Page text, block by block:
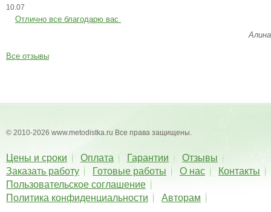
10.07
Отлично все благодарю вас
Алина
Все отзывы
© 2010-2026 www.metodistka.ru Все права защищены.
Цены и сроки Оплата Гарантии
Отзывы
Заказать работу
Готовые работы О нас
Контакты
Пользовательское соглашение
Политика конфиденциальности
Авторам